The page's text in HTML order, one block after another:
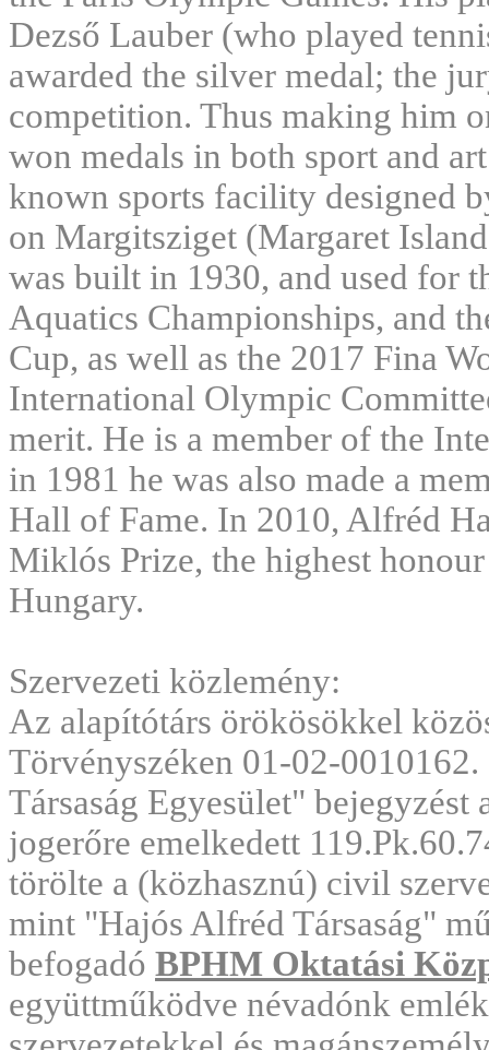
Dezső Lauber (who played
awarded the silver medal; the
competition. Thus making him
won medals in both sport and
known sports facility designed
on Margitsziget (Margaret
was built in 1930, and used for
Aquatics Championships, and
Cup, as well as the 2017 Fina
International Olympic
merit. He is a member of the
in 1981 he was also made a
Hall of Fame. In 2010, Alfréd
Miklós Prize, the highest
Hungary.
Szervezeti közlemény:
Az alapítótárs örökösökkel
Törvényszéken 01-02-
Társaság Egyesület"
jogerőre emelkedett
törölte a (közhasznú) civil
mint "Hajós Alfréd Társaság"
befogadó BPHM Oktatási
együttműködve névadónk